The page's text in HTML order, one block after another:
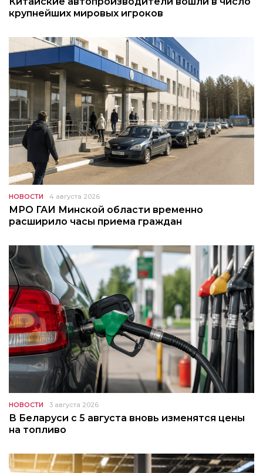
крупнейших мировых игроков
НОВОСТИ 4 августа 2026
МРО ГАИ Минской области временно
расширило часы приема граждан
НОВОСТИ 3 августа 2026
В Беларуси с 5 августа вновь изменятся цены
на топливо